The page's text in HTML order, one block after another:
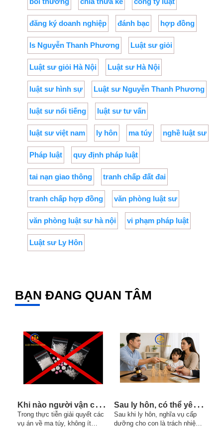
đăng ký doanh nghiệp đánh bạc hợp đồng
ls Nguyễn Thanh Phương Luật sư giỏi
Luật sư giỏi Hà Nội Luật sư Hà Nội
luật sư hình sự Luật sư Nguyễn Thanh Phương
luật sư nổi tiếng luật sư tư vấn
luật sư việt nam ly hôn ma túy nghề luật sư
Pháp luật quy định pháp luật
tai nạn giao thông tranh chấp đất đai
tranh chấp hợp đồng văn phòng luật sư
văn phòng luật sư hà nội vi phạm pháp luật
Luật sư Ly Hôn
BẠN ĐANG QUAN TÂM
K
hi nào người vận chuyển trái phép chất ma túy có thể bị truy cứu về tội mua bán trái phép chất ma túy?
Trong thực tiễn giải quyết các
vụ án về ma túy, không ít
S
au ly hôn, có thể yêu cầu thay đổi mức cấp dưỡng nếu chi phí nuôi con tăng hay không ?
Sau khi ly hôn, nghĩa vụ cấp
dưỡng cho con là trách nhiệm